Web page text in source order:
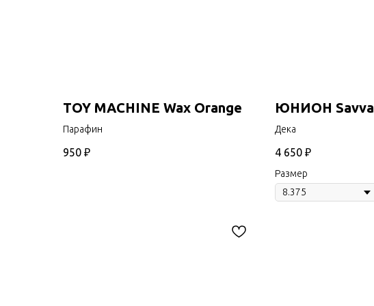
TOY MACHINE Wax Orange
Парафин
950 ₽
ЮНИОН Savva
Дека
4 650 ₽
Размер